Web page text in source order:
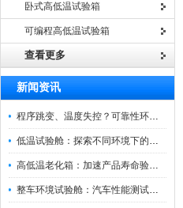
卧式高低温试验箱
可编程高低温试验箱
查看更多
新闻资讯
程序跳变、温度失控？可靠性环境试验箱控制系统故障处理
低温试验舱：探索不同环境下的科技边界
高低温老化箱：加速产品寿命验证的可靠伙伴
整车环境试验舱：汽车性能测试的设备